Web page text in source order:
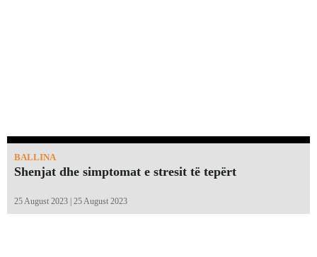
BALLINA
Shenjat dhe simptomat e stresit të tepërt
25 August 2023 | 25 August 2023